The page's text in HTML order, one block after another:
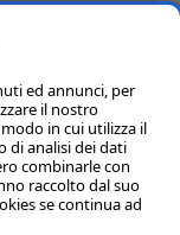
ed annunci, per
il nostro
in cui utilizza il
di analisi dei dati
combinarle con
raccolto dal suo
se continua ad